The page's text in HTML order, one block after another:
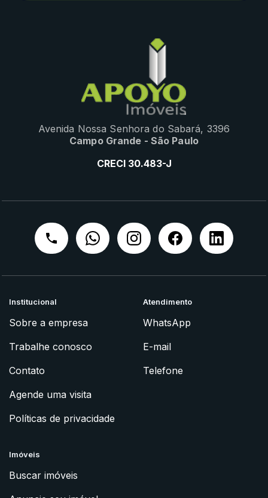
Avenida Nossa Senhora do Sabará, 3396
Campo Grande - São Paulo
CRECI 30.483-J
Institucional
Sobre a empresa
Trabalhe conosco
Contato
Agende uma visita
Políticas de privacidade
Atendimento
WhatsApp
E-mail
Telefone
Imóveis
Buscar imóveis